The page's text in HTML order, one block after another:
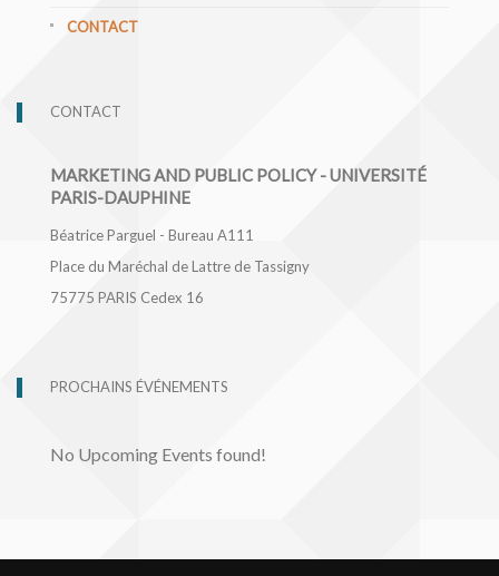
CONTACT
CONTACT
MARKETING AND PUBLIC POLICY - UNIVERSITÉ
PARIS-DAUPHINE
Béatrice Parguel - Bureau A111
Place du Maréchal de Lattre de Tassigny
75775 PARIS Cedex 16
PROCHAINS ÉVÉNEMENTS
No Upcoming Events found!